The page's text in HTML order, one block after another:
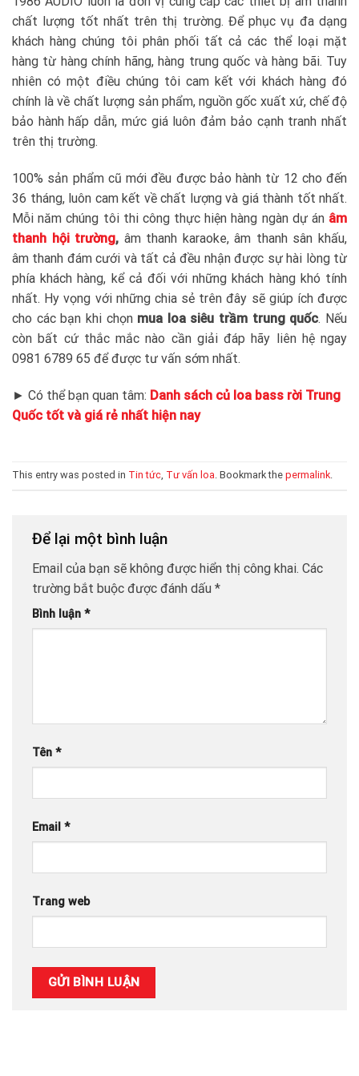
chất lượng tốt nhất trên thị trường. Để phục vụ đa dạng
khách hàng chúng tôi phân phối tất cả các thể loại mặt
hàng từ hàng chính hãng, hàng trung quốc và hàng bãi. Tuy
nhiên có một điều chúng tôi cam kết với khách hàng đó
chính là về chất lượng sản phẩm, nguồn gốc xuất xứ, chế độ
bảo hành hấp dẫn, mức giá luôn đảm bảo cạnh tranh nhất
trên thị trường.
100% sản phẩm cũ mới đều được bảo hành từ 12 cho đến
36 tháng, luôn cam kết về chất lượng và giá thành tốt nhất.
Mỗi năm chúng tôi thi công thực hiện hàng ngàn dự án âm
thanh hội trường, âm thanh karaoke, âm thanh sân khấu,
âm thanh đám cưới và tất cả đều nhận được sự hài lòng từ
phía khách hàng, kể cả đối với những khách hàng khó tính
nhất. Hy vọng với những chia sẻ trên đây sẽ giúp ích được
cho các bạn khi chọn mua loa siêu trầm trung quốc. Nếu
còn bất cứ thắc mắc nào cần giải đáp hãy liên hệ ngay
0981 6789 65 để được tư vấn sớm nhất.
► Có thể bạn quan tâm: Danh sách củ loa bass rời Trung
Quốc tốt và giá rẻ nhất hiện nay
This entry was posted in Tin tức, Tư vấn loa. Bookmark the permalink.
Để lại một bình luận
Email của bạn sẽ không được hiển thị công khai. Các
trường bắt buộc được đánh dấu *
Bình luận *
Tên *
Email *
Trang web